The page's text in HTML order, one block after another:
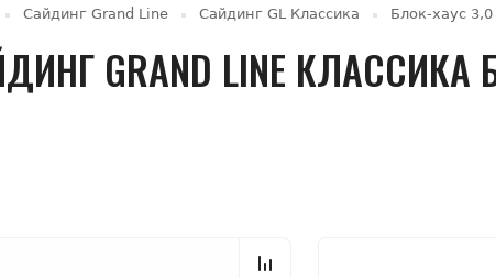
Сайдинг Grand Line Сайдинг GL Классика Блок-хаус
GRAND LINE КЛАССИКА